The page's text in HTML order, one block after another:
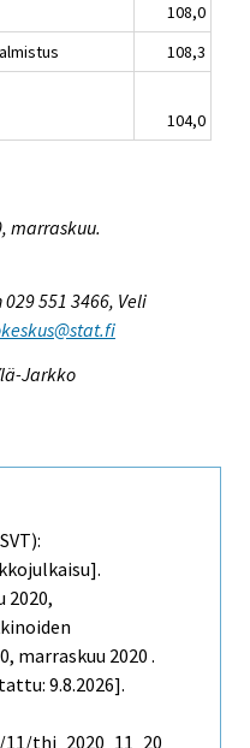
108,0
108,3
104,0
marraskuu.
551 3466, Veli
Jarkko
2020,
marraskuu 2020 .
9.8.2026].
thi_2020_11_20